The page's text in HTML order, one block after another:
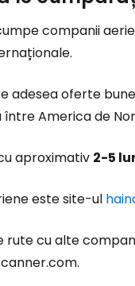
companii
adesea oferte
America de
aproximativ 2-5
este site-ul
rute cu alte
vă
a călătorilor